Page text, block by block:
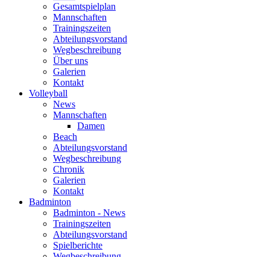
Gesamtspielplan
Mannschaften
Trainingszeiten
Abteilungsvorstand
Wegbeschreibung
Über uns
Galerien
Kontakt
Volleyball
News
Mannschaften
Damen
Beach
Abteilungsvorstand
Wegbeschreibung
Chronik
Galerien
Kontakt
Badminton
Badminton - News
Trainingszeiten
Abteilungsvorstand
Spielberichte